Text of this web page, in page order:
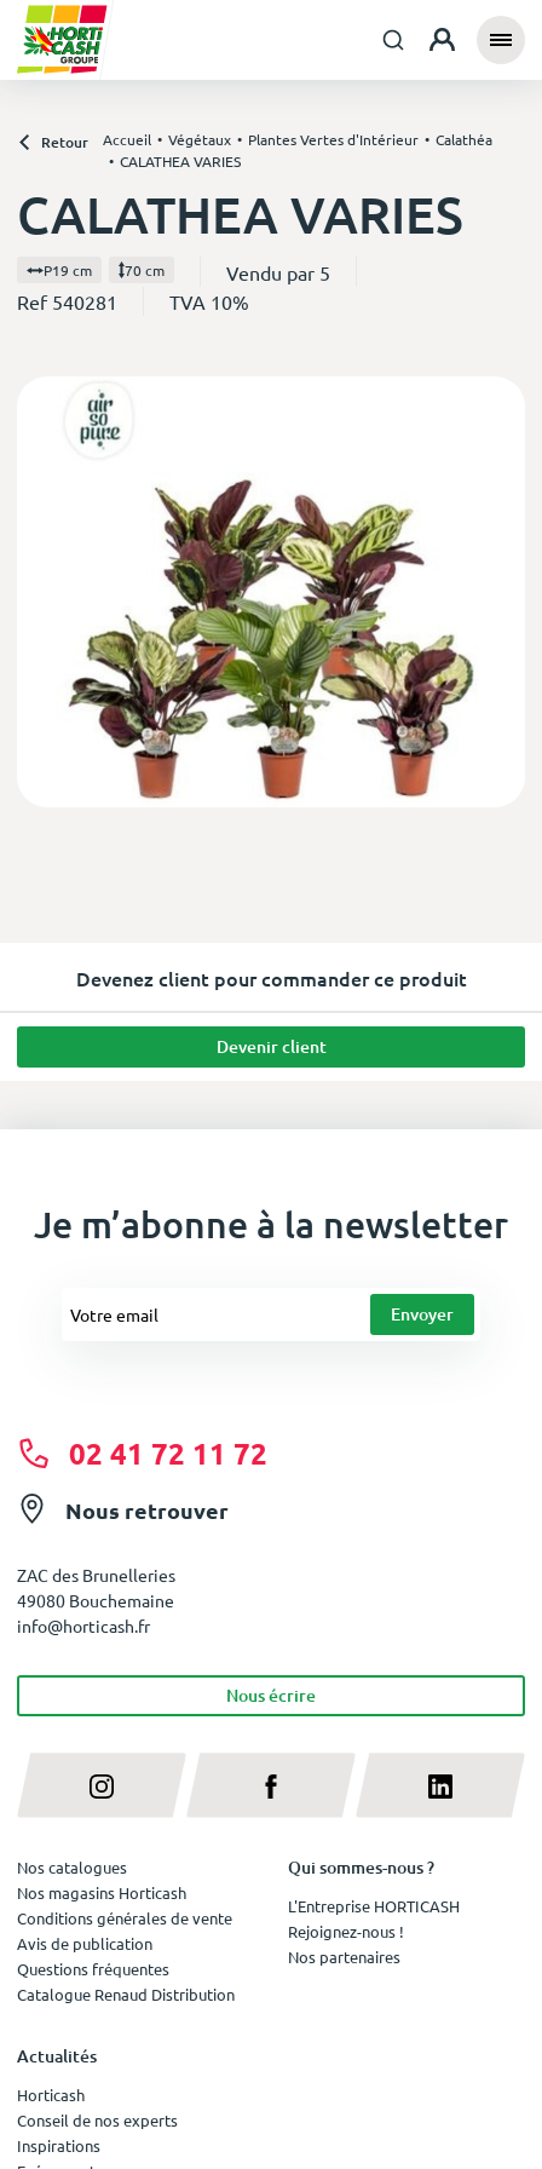
Retour Accueil Végétaux Plantes Vertes d'Intérieur
Calathéa
CALATHEA VARIES
CALATHEA VARIES
P19 cm 70 cm
Vendu par 5
Ref 540281
TVA 10%
Devenez client pour commander ce produit
Devenir client
Je m’abonne à la newsletter
02 41 72 11 72
Nous retrouver
ZAC des Brunelleries
49080 Bouchemaine
info@horticash.fr
Nous écrire
Nos catalogues
Nos magasins Horticash
Conditions générales de vente
Avis de publication
Questions fréquentes
Catalogue Renaud Distribution
Qui sommes-nous ?
L'Entreprise HORTICASH
Rejoignez-nous !
Nos partenaires
Actualités
Horticash
Conseil de nos experts
Inspirations